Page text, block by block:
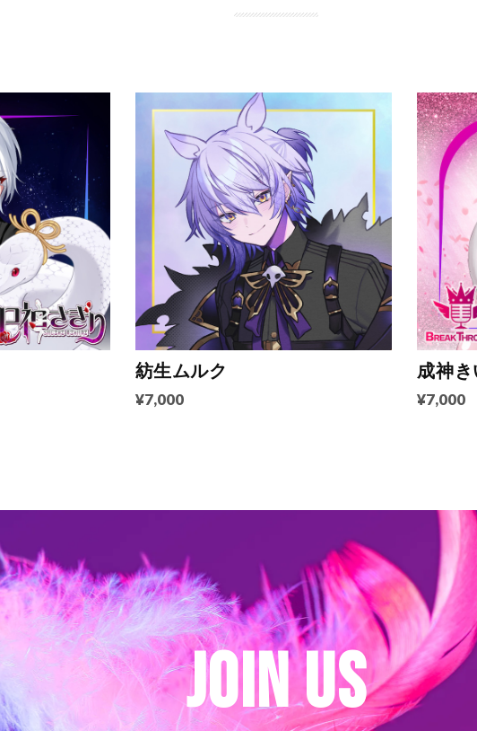
紡生ムルク
¥7,000
成神
¥7,000
JOIN US